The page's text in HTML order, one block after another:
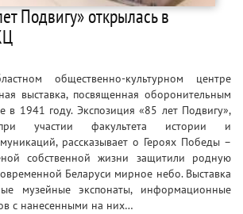
Подвигу» открылась в
общественно-культурном центре
выставка, посвященная оборонительным
в 1941 году. Экспозиция «85 лет Подвигу»,
при участии факультета истории и
рассказывает о Героях Победы –
собственной жизни защитили родную
Беларуси мирное небо. Выставка
музейные экспонаты, информационные
с нанесенными на них…